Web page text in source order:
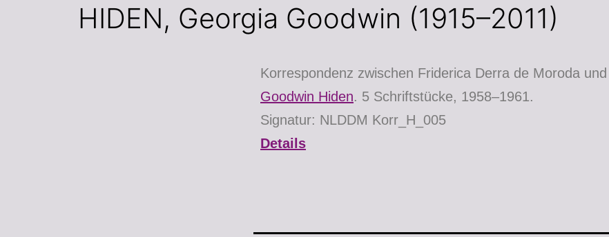
HIDEN, Georgia Goodwin (1915–2011)
Korrespondenz zwischen Friderica Derra de Moroda und
Goodwin Hiden. 5 Schriftstücke, 1958–1961.
Signatur: NLDDM Korr_H_005
Details